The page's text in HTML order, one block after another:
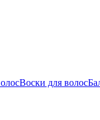
Воски для волос